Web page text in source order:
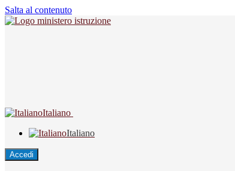
Salta al contenuto
Italiano
Italiano
Accedi